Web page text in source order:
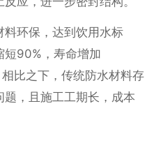
环保，达到饮用水标
短90%，寿命增加
比之下，传统防水材料存
，且施工工期长，成本